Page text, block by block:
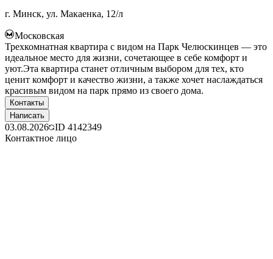
г. Минск, ул. Макаенка, 12/л
Московская
Трехкомнатная квартира с видом на Парк Челюскинцев — это
идеальное место для жизни, сочетающее в себе комфорт и
уют.Эта квартира станет отличным выбором для тех, кто
ценит комфорт и качество жизни, а также хочет наслаждаться
красивым видом на парк прямо из своего дома.
Контакты
Написать
03.08.2026 ID 4142349
Контактное лицо